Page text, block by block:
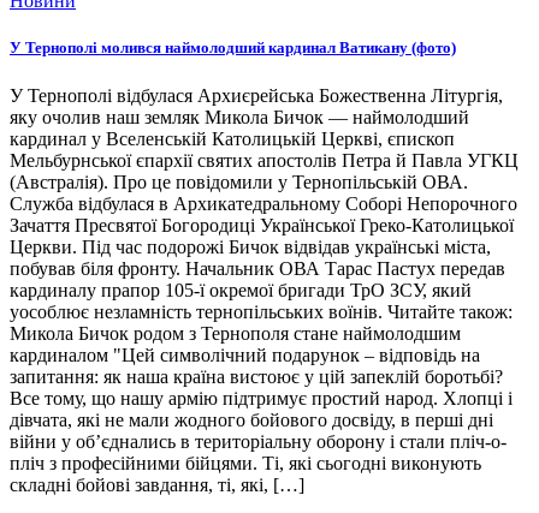
У Тернополі молився наймолодший кардинал Ватикану (фото)
У Тернополі відбулася Архиєрейська Божественна Літургія,
яку очолив наш земляк Микола Бичок — наймолодший
кардинал у Вселенській Католицькій Церкві, єпископ
Мельбурнської єпархії святих апостолів Петра й Павла УГКЦ
(Австралія). Про це повідомили у Тернопільській ОВА.
Служба відбулася в Архикатедральному Соборі Непорочного
Зачаття Пресвятої Богородиці Української Греко-Католицької
Церкви. Під час подорожі Бичок відвідав українські міста,
побував біля фронту. Начальник ОВА Тарас Пастух передав
кардиналу прапор 105-ї окремої бригади ТрО ЗСУ, який
уособлює незламність тернопільських воїнів. Читайте також:
Микола Бичок родом з Тернополя стане наймолодшим
кардиналом "Цей символічний подарунок – відповідь на
запитання: як наша країна вистоює у цій запеклій боротьбі?
Все тому, що нашу армію підтримує простий народ. Хлопці і
дівчата, які не мали жодного бойового досвіду, в перші дні
війни у об’єднались в територіальну оборону і стали пліч-о-
пліч з професійними бійцями. Ті, які сьогодні виконують
складні бойові завдання, ті, які, […]